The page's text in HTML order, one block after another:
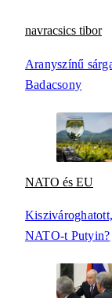
navracsics tibor
Aranyszínű
Badacsony
NATO és EU
NATO-t Putyin?